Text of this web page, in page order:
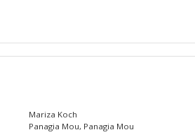
Mariza Koch
Panagia Mou, Panagia Mou